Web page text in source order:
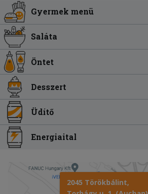
Gyermek menü
Saláta
Öntet
Desszert
Üdítő
Energiaital
2045 Törökbálint,